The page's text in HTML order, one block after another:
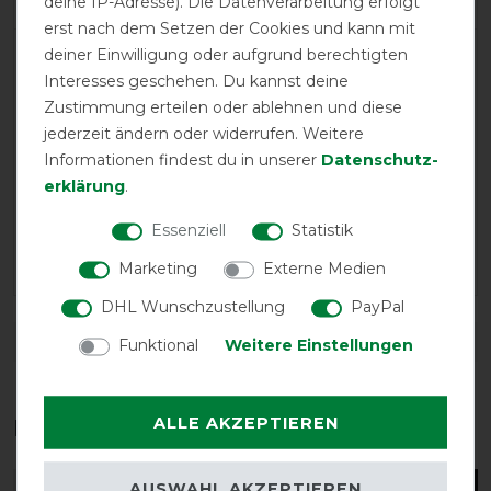
LATEST REVIEWS
24.01.2026
Die Decke passt super für meine kleine ca 160 große
warmblutstute.
Eindruck der Decke gut. Sehr leicht! Zu den Funktionen
kann ich noch nichts sagen, da sie noch unbenutzt ist
DETAILS ZUR PRODUKTSICHERHEIT
Das perfekte Zubehör für dich
erst nach dem Setzen der Cookies und kann mit
deiner Einwilligung oder aufgrund berechtigten
Interesses geschehen. Du kannst deine
Zustimmung erteilen oder ablehnen und diese
jederzeit ändern oder widerrufen. Weitere
Informationen findest du in unserer Daten­schutz­
erklärung.
Essenziell
Statistik
Marketing
Externe Medien
DHL Wunschzustellung
PayPal
Funktional
Weitere Einstellungen
ALLE AKZEPTIEREN